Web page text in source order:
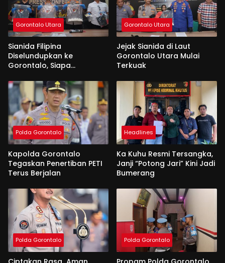
Gorontalo Utara
Sianida Filipina
Diselundupkan ke
Gorontalo, Siapa
Gorontalo Utara
Jejak Sianida di Laut
Gorontalo Utara Mulai
Terkuak
Polda Gorontalo
Kapolda Gorontalo
Tegaskan Penertiban PETI
Terus Berjalan
Headlines
Ka Kuhu Resmi Tersangka,
Janji “Potong Jari” Kini Jadi
Bumerang
Polda Gorontalo Polda Gorontalo